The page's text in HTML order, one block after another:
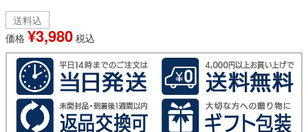
送料込
価格 ¥3,980 税込